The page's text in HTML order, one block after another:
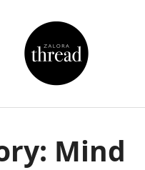
THREAD by
ZALORA Hong
Kong
Mind